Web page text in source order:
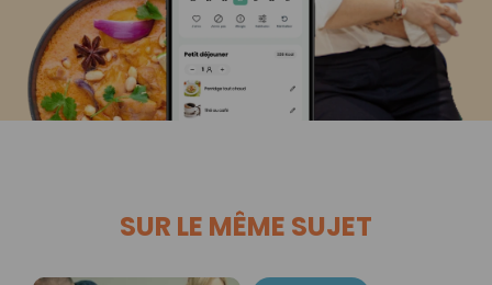
SUR LE MÊME SUJET